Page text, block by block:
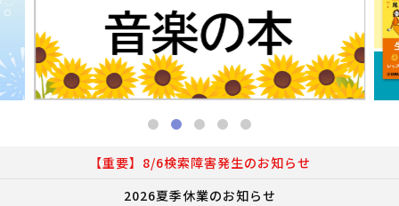
【重要】8/6検索障害発生のお知らせ
2026夏季休業のお知らせ